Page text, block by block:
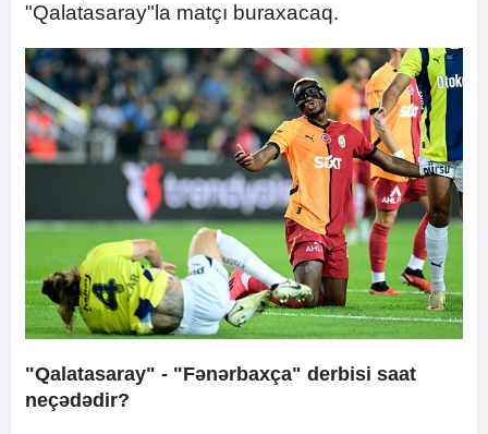
"Qalatasaray"la matçı buraxacaq.
"Qalatasaray" - "Fənərbaxça" derbisi saat
neçədədir?